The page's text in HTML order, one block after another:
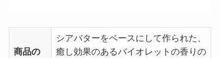
商品の
シアバターをベースにして作られた、
癒し効果のあるバイオレットの香りの